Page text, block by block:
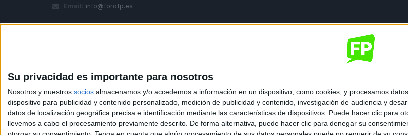
Su privacidad es importante para nosotros
Nosotros y nuestros socios almacenamos y/o accedemos a información en un dispositivo, como cookies, y procesamos
dispositivo para publicidad y contenido personalizado, medición de publicidad y contenido, investigación de audiencia y
datos de localización geográfica precisa e identificación mediante las características de dispositivos. Puede hacer clic para
llevemos a cabo el procesamiento previamente descrito. De forma alternativa, puede hacer clic para denegar su
Email: info@forofp.es
© Compás Mediterráneo SL. Todos los derechos reservados.